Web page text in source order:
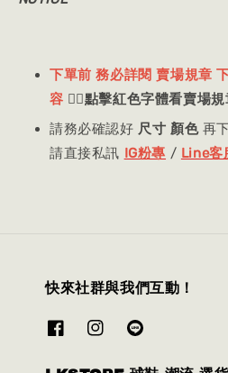
下單前 務必詳閱 賣場規章
容 👈🏻點擊紅色字體看賣場規
請務必確認好 尺寸 顏色再
請直接私訊 IG粉專 / Line客
快來社群與我們互動！